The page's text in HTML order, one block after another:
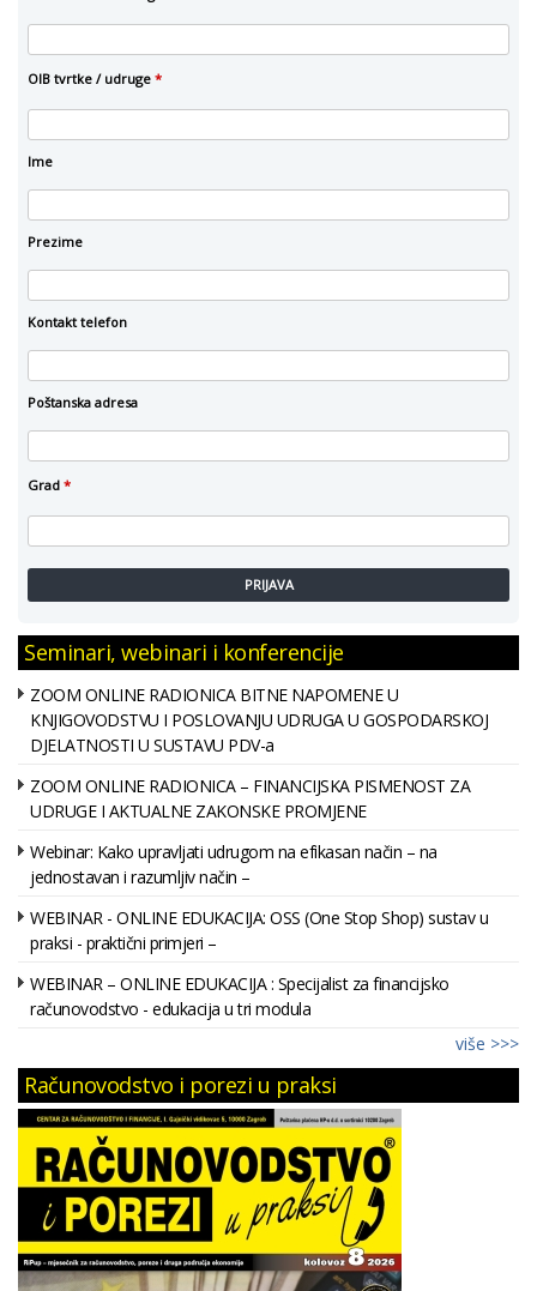
OIB tvrtke / udruge *
Ime
Prezime
Kontakt telefon
Poštanska adresa
Grad *
PRIJAVA
Seminari, webinari i konferencije
ZOOM ONLINE RADIONICA BITNE NAPOMENE U
KNJIGOVODSTVU I POSLOVANJU UDRUGA U GOSPODARSKOJ
DJELATNOSTI U SUSTAVU PDV-a
ZOOM ONLINE RADIONICA – FINANCIJSKA PISMENOST ZA
UDRUGE I AKTUALNE ZAKONSKE PROMJENE
Webinar: Kako upravljati udrugom na efikasan način – na
jednostavan i razumljiv način –
WEBINAR - ONLINE EDUKACIJA: OSS (One Stop Shop) sustav u
praksi - praktični primjeri –
WEBINAR – ONLINE EDUKACIJA : Specijalist za financijsko
računovodstvo - edukacija u tri modula
više >>>
Računovodstvo i porezi u praksi